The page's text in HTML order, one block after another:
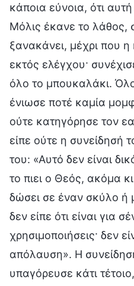
κάποια εύνοια, ότι
Μόλις έκανε το λάθος,
ξανακάνει, μέχρι που
εκτός ελέγχου·
όλο το μπουκαλάκι.
ένιωσε ποτέ καμία
ούτε κατηγόρησε τον
είπε ούτε η συνείδησή
του: «Αυτό δεν είναι
το πιει ο Θεός, ακόμα
δώσει σε έναν σκύλο ή
δεν είπε ότι είναι για
χρησιμοποιήσεις· δεν
απόλαυση». Η
υπαγόρευσε κάτι